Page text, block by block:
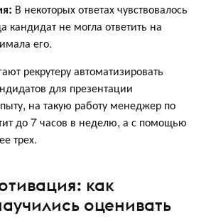
В некоторых ответах чувствовалось
кандидат не могла ответить на
его.
рекрутеру автоматизировать
для презентации
на такую работу менеджер по
до 7 часов в неделю, а с помощью
трех.
как
оценивать